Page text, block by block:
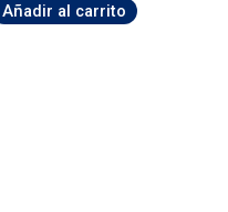
Añadir al carrito